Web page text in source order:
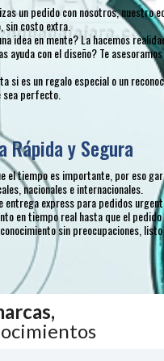
un pedido con nosotros, nuestro
sin costo extra.
idea en mente? La hacemos
ayuda con el diseño? Te
si es un regalo especial o un
perfecto.
Rápida y Segura
el tiempo es importante, por eso
nacionales e internacionales.
entrega express para pedidos
en tiempo real hasta que el
sin preocupaciones,